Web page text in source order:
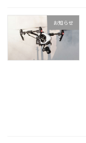
お知らせ